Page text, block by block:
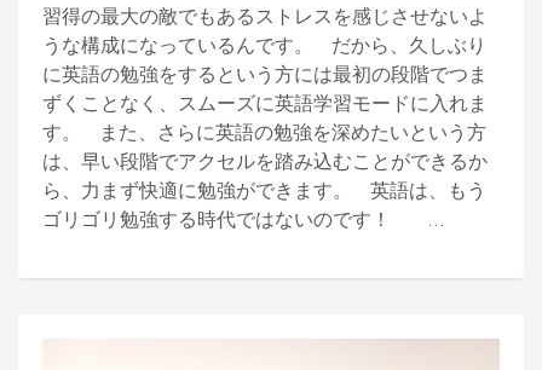
習得の最大の敵でもあるストレスを感じさせないよ
うな構成になっているんです。 だから、久しぶり
に英語の勉強をするという方には最初の段階でつま
ずくことなく、スムーズに英語学習モードに入れま
す。 また、さらに英語の勉強を深めたいという方
は、早い段階でアクセルを踏み込むことができるか
ら、力まず快適に勉強ができます。 英語は、もう
ゴリゴリ勉強する時代ではないのです！ ...